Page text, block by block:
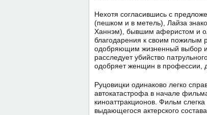
Нехотя согласившись с
(пешком и в метель), Лайза
Ханнэм), бывшим аферистом и
благодарения к своим пожилым
одобряющим жизненный выбор
расследует убийство
одобряет женщин в профессии,
Руцовицки одинаково легко
автокатастрофа в начале
киноаттракционов. Фильм
выдающегося актерского